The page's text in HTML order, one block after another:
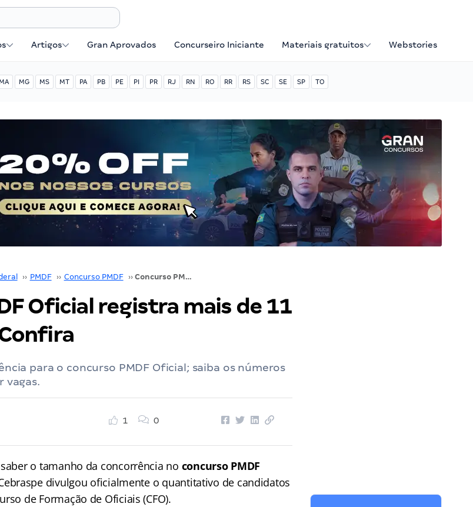
Artigos Gran Aprovados Concurseiro Iniciante Materiais gratuitos Webstories
MA MG MS MT PA PB PE PI PR RJ RN RO RR RS SC SE SP TO
›› PMDF ›› Concurso PMDF ›› Concurso PMDF Oficial registra mais de 11 mil inscritos! Confira
Oficial registra mais de 11
para o concurso PMDF Oficial; saiba os números
vagas.
1 0
o tamanho da concorrência no concurso PMDF
divulgou oficialmente o quantitativo de candidatos
de Formação de Oficiais (CFO).